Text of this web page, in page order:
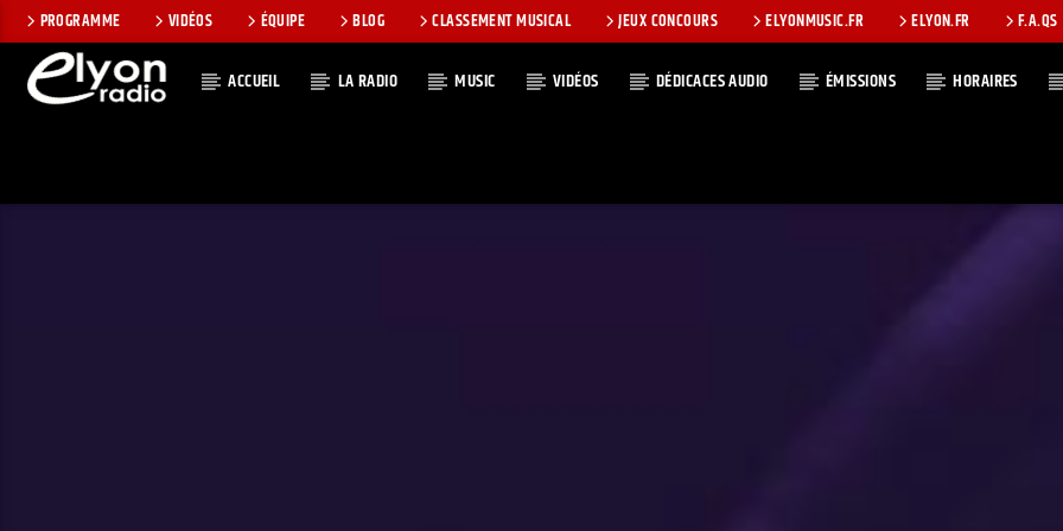
PROGRAMME VIDÉOS ÉQUIPE BLOG CLASSEMENT MUSICAL JEUX CONCOURS ELYONMUSIC.FR ELYON.FR F.A.QS
ACCUEIL LA RADIO MUSIC VIDÉOS DÉDICACES AUDIO ÉMISSIONS HORAIRES